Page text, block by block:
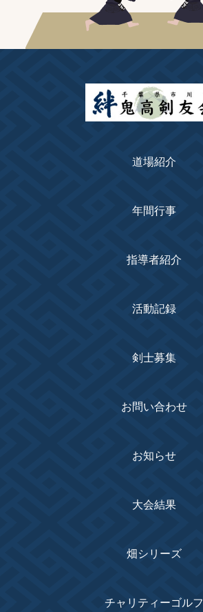
道場紹介
年間行事
指導者紹介
活動記録
剣士募集
お問い合わせ
お知らせ
大会結果
畑シリーズ
チャリティーゴルフ